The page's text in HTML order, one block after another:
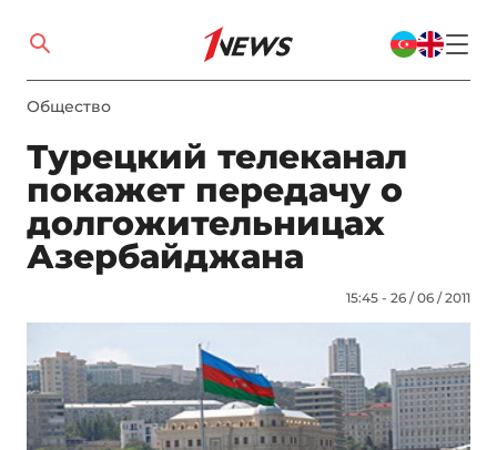
Общество
Турецкий телеканал
покажет передачу о
долгожительницах
Азербайджана
15:45 - 26 / 06 / 2011